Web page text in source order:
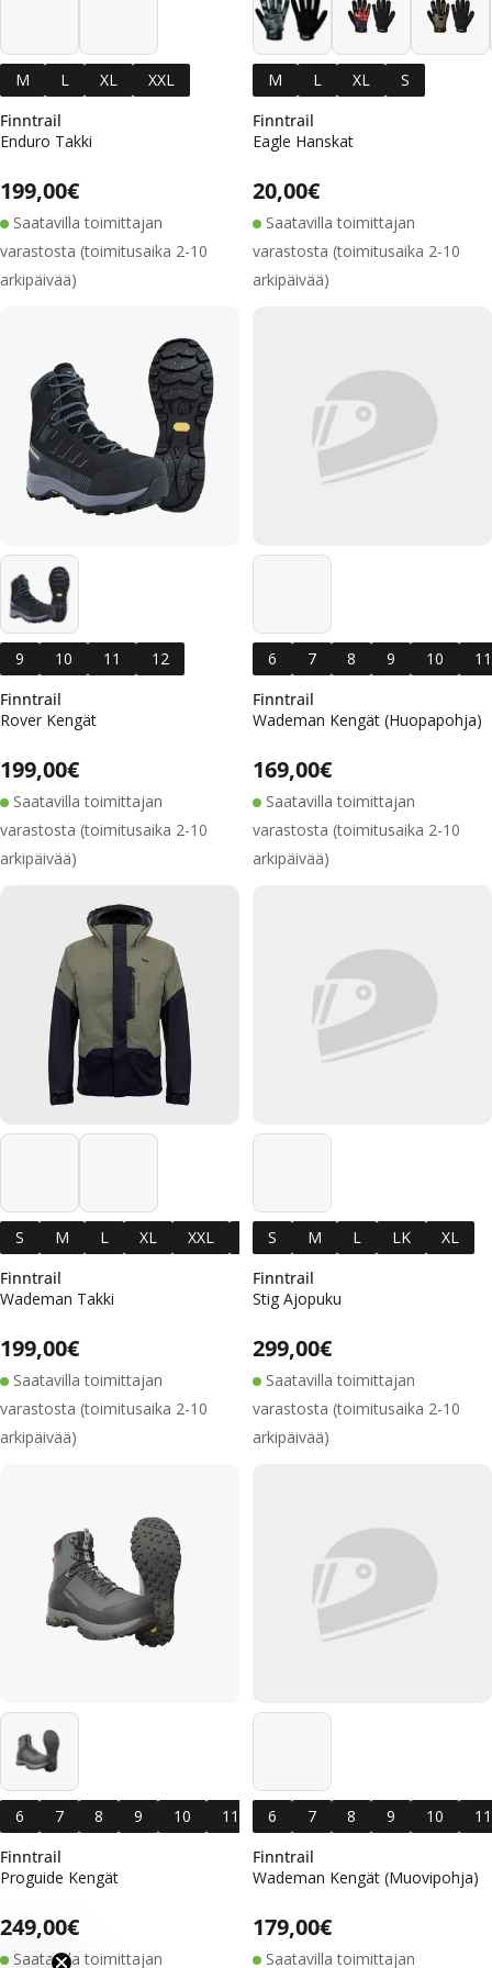
M L XL
XXL
Finntrail
Enduro Takki
Normaalihinta
199,00€
Saatavilla toimittajan
varastosta (toimitusaika 2-10
arkipäivää)
M L XL
S
Finntrail
Eagle Hanskat
Normaalihinta
20,00€
Saatavilla toimittajan
varastosta (toimitusaika 2-10
arkipäivää)
9 10 11
12
Finntrail
Rover Kengät
Normaalihinta
199,00€
Saatavilla toimittajan
varastosta (toimitusaika 2-10
arkipäivää)
6 7 8 9 10
11
Finntrail
Wademan Kengät (Huopapohja)
Normaalihinta
169,00€
Saatavilla toimittajan
varastosta (toimitusaika 2-10
arkipäivää)
S M L XL XXL
XXXL
Finntrail
Wademan Takki
Normaalihinta
199,00€
Saatavilla toimittajan
varastosta (toimitusaika 2-10
arkipäivää)
S M L LK
XL
Finntrail
Stig Ajopuku
Normaalihinta
299,00€
Saatavilla toimittajan
varastosta (toimitusaika 2-10
arkipäivää)
6 7 8 9 10 11 12
Finntrail
Proguide Kengät
Normaalihinta
249,00€
Saatavilla toimittajan
6 7 8 9 10
11
Finntrail
Wademan Kengät (Muovipohja)
Normaalihinta
179,00€
Saatavilla toimittajan